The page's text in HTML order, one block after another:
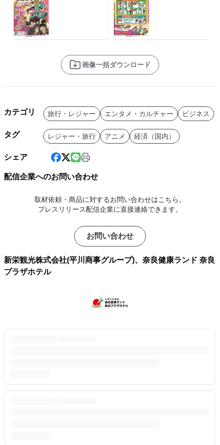
画像一括ダウンロード
カテゴリ 旅行・レジャー エンタメ・カルチャー ビジネス
タグ レジャー・旅行 アニメ 経済（国内）
シェア
配信企業へのお問い合わせ
取材依頼・商品に対するお問い合わせはこちら。
プレスリリース配信企業に直接連絡できます。
お問い合わせ
新栄観光株式会社(平川商事グループ)、奈良健康ランド 奈良
プラザホテル